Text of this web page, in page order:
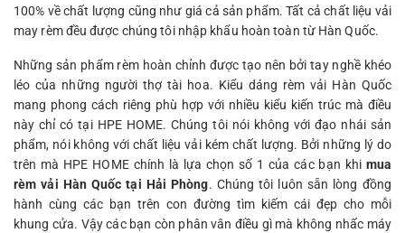
100% về chất lượng cũng như giá cả sản phẩm. Tất cả chất liệu vải
may rèm đều được chúng tôi nhập khẩu hoàn toàn từ Hàn Quốc.
Những sản phẩm rèm hoàn chỉnh được tạo nên bởi tay nghề khéo
léo của những người thợ tài hoa. Kiểu dáng rèm vải Hàn Quốc
mang phong cách riêng phù hợp với nhiều kiểu kiến trúc mà điều
này chỉ có tại HPE HOME. Chúng tôi nói không với đạo nhái sản
phẩm, nói không với chất liệu vải kém chất lượng. Bởi những lý do
trên mà HPE HOME chính là lựa chọn số 1 của các bạn khi mua
rèm vải Hàn Quốc tại Hải Phòng. Chúng tôi luôn sẵn lòng đồng
hành cùng các bạn trên con đường tìm kiếm cái đẹp cho mỗi
khung cửa. Vậy các bạn còn phân vân điều gì mà không nhấc máy